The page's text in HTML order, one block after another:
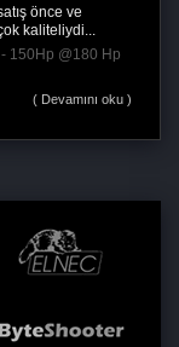
önce ve
kaliteliydi...
150Hp @180 Hp
( Devamını oku )